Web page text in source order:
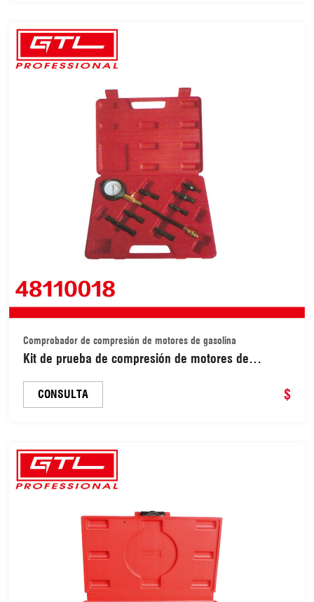
Comprobador de compresión de motores de gasolina
Kit de prueba de compresión de motores de
automóviles y camiones (48110018)
CONSULTA $